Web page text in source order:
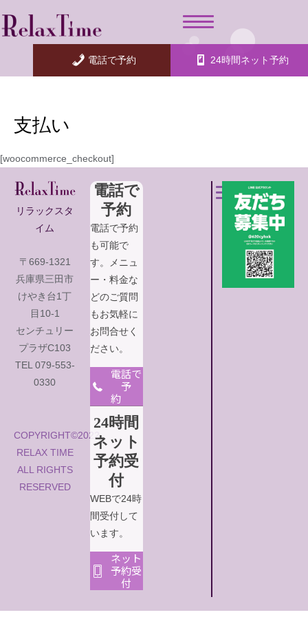
容
キ
電話で予約 24時間ネット予約
支払い
[woocommerce_checkout]
リラックスタ
イム
〒669-1321
兵庫県三田市
けやき台1丁
目10-1
センチュリー
プラザC103
TEL 079-553-
0330
COPYRIGHT©2022
RELAX TIME
ALL RIGHTS
RESERVED
電話で
予約
電話で予約
も可能で
す。メニュ
ー・料金な
どのご質問
もお気軽に
お問合せく
ださい。
電話で
予
約
24時間
ネット
予約受
付
WEBで24時
間受付して
います。
ネット
予約受
付